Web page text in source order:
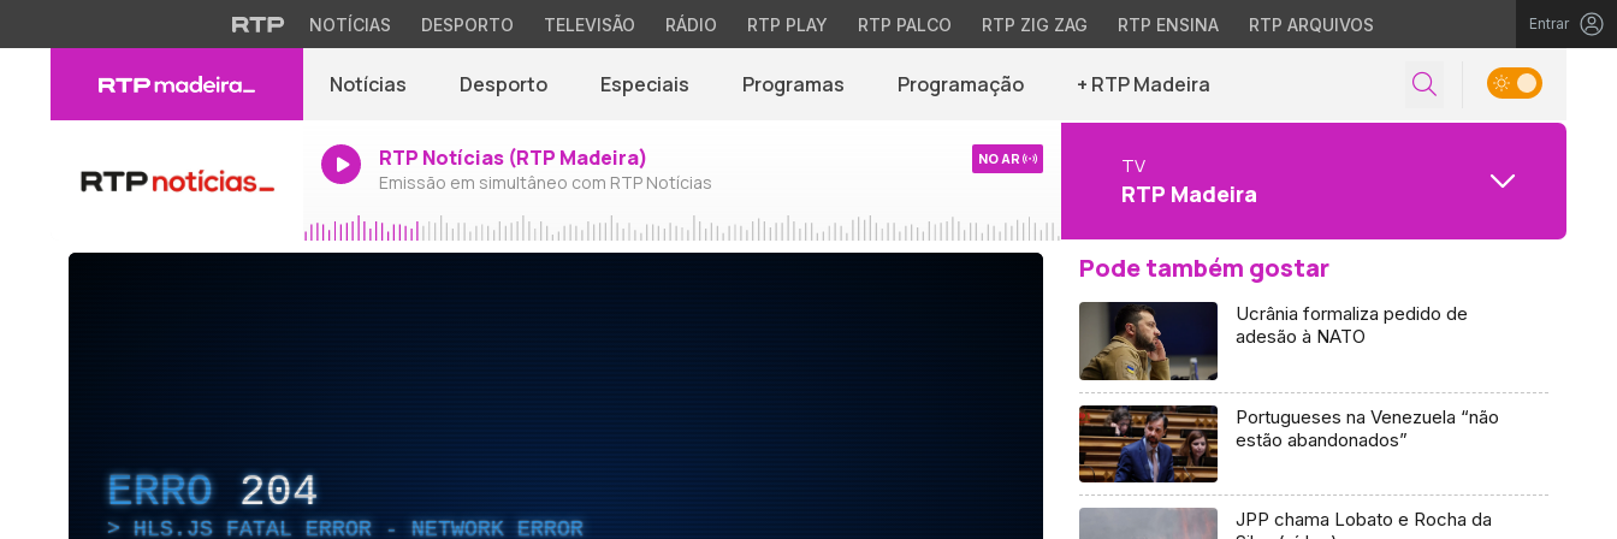
NOTÍCIAS DESPORTO TELEVISÃO RÁDIO RTP PLAY RTP PALCO RTP ZIG ZAG RTP ENSINA RTP ARQUIVOS Entrar
Notícias Desporto Especiais Programas Programação + RTP Madeira
RTP Notícias (RTP Madeira)
Emissão em simultâneo com RTP Notícias
NO AR TV
RTP Madeira
ERRO 204
HLS.JS FATAL ERROR - NETWORK ERROR
Pode também gostar
Ucrânia formaliza pedido de
adesão à NATO
Portugueses na Venezuela “não
estão abandonados”
JPP chama Lobato e Rocha da